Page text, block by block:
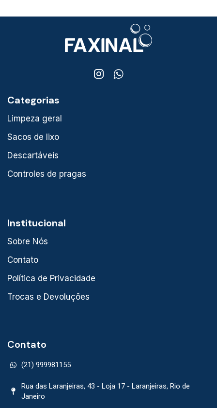
Categorias
Limpeza geral
Sacos de lixo
Descartáveis
Controles de pragas
Institucional
Sobre Nós
Contato
Política de Privacidade
Trocas e Devoluções
Contato
(21) 999981155
Rua das Laranjeiras, 43 - Loja 17 - Laranjeiras, Rio de
Janeiro